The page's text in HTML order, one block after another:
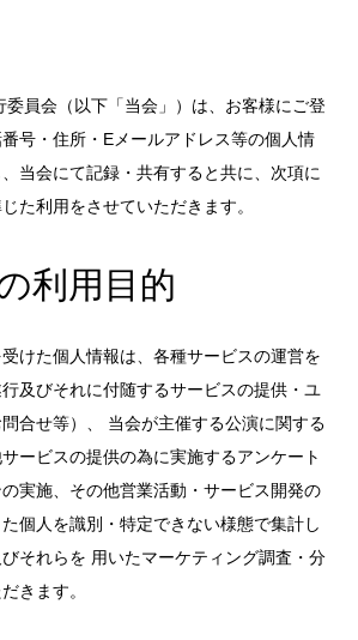
委員会（以下「当会」）は、お客様にご登
号・住所・Eメールアドレス等の個人情
当会にて記録・共有すると共に、次項に
た利用をさせていただきます。
利用目的
けた個人情報は、各種サービスの運営を
及びそれに付随するサービスの提供・ユ
合せ等）、 当会が主催する公演に関する
ービスの提供の為に実施するアンケート
実施、その他営業活動・サービス開発の
個人を識別・特定できない様態で集計し
それらを 用いたマーケティング調査・分
きます。